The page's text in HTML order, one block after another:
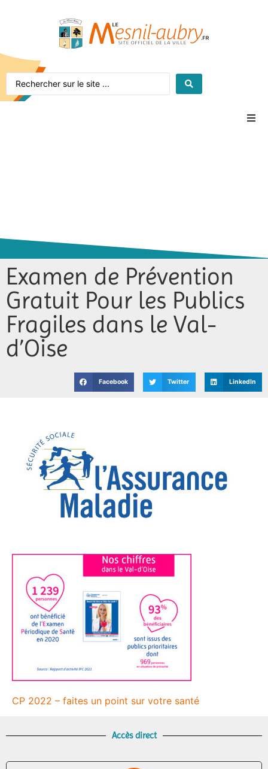
Vie pratique
Jeunesse
Vie associative
Examen de Prévention
Gratuit Pour les Publics
Fragiles dans le Val-
d’Oise
Facebook Twitter LinkedIn
CP 2022 – faites un point sur votre santé
Accès direct